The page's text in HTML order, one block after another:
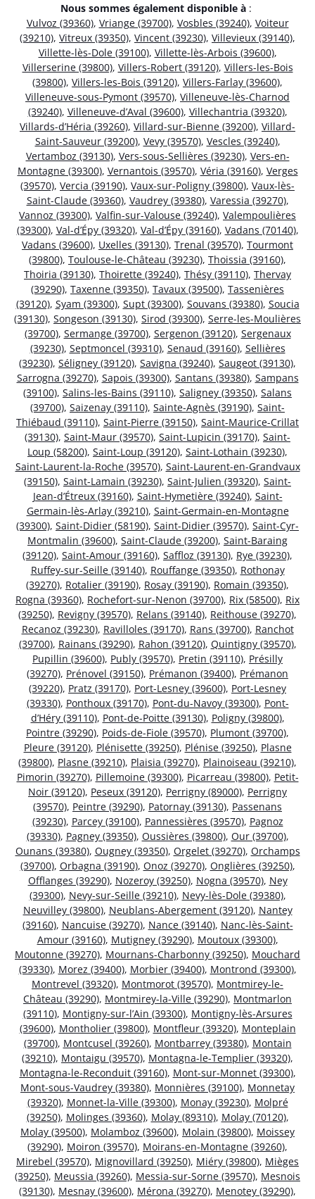
Nous sommes également disponible à :
Vulvoz (39360), Vriange (39700), Vosbles (39240), Voiteur
(39210), Vitreux (39350), Vincent (39230), Villevieux (39140),
Villette-lès-Dole (39100), Villette-lès-Arbois (39600),
Villerserine (39800), Villers-Robert (39120), Villers-les-Bois
(39800), Villers-les-Bois (39120), Villers-Farlay (39600),
Villeneuve-sous-Pymont (39570), Villeneuve-lès-Charnod
(39240), Villeneuve-d’Aval (39600), Villechantria (39320),
Villards-d’Héria (39260), Villard-sur-Bienne (39200), Villard-
Saint-Sauveur (39200), Vevy (39570), Vescles (39240),
Vertamboz (39130), Vers-sous-Sellières (39230), Vers-en-
Montagne (39300), Vernantois (39570), Véria (39160), Verges
(39570), Vercia (39190), Vaux-sur-Poligny (39800), Vaux-lès-
Saint-Claude (39360), Vaudrey (39380), Varessia (39270),
Vannoz (39300), Valfin-sur-Valouse (39240), Valempoulières
(39300), Val-d’Épy (39320), Val-d’Épy (39160), Vadans (70140),
Vadans (39600), Uxelles (39130), Trenal (39570), Tourmont
(39800), Toulouse-le-Château (39230), Thoissia (39160),
Thoiria (39130), Thoirette (39240), Thésy (39110), Thervay
(39290), Taxenne (39350), Tavaux (39500), Tassenières
(39120), Syam (39300), Supt (39300), Souvans (39380), Soucia
(39130), Songeson (39130), Sirod (39300), Serre-les-Moulières
(39700), Sermange (39700), Sergenon (39120), Sergenaux
(39230), Septmoncel (39310), Senaud (39160), Sellières
(39230), Séligney (39120), Savigna (39240), Saugeot (39130),
Sarrogna (39270), Sapois (39300), Santans (39380), Sampans
(39100), Salins-les-Bains (39110), Saligney (39350), Salans
(39700), Saizenay (39110), Sainte-Agnès (39190), Saint-
Thiébaud (39110), Saint-Pierre (39150), Saint-Maurice-Crillat
(39130), Saint-Maur (39570), Saint-Lupicin (39170), Saint-
Loup (58200), Saint-Loup (39120), Saint-Lothain (39230),
Saint-Laurent-la-Roche (39570), Saint-Laurent-en-Grandvaux
(39150), Saint-Lamain (39230), Saint-Julien (39320), Saint-
Jean-d’Étreux (39160), Saint-Hymetière (39240), Saint-
Germain-lès-Arlay (39210), Saint-Germain-en-Montagne
(39300), Saint-Didier (58190), Saint-Didier (39570), Saint-Cyr-
Montmalin (39600), Saint-Claude (39200), Saint-Baraing
(39120), Saint-Amour (39160), Saffloz (39130), Rye (39230),
Ruffey-sur-Seille (39140), Rouffange (39350), Rothonay
(39270), Rotalier (39190), Rosay (39190), Romain (39350),
Rogna (39360), Rochefort-sur-Nenon (39700), Rix (58500), Rix
(39250), Revigny (39570), Relans (39140), Reithouse (39270),
Recanoz (39230), Ravilloles (39170), Rans (39700), Ranchot
(39700), Rainans (39290), Rahon (39120), Quintigny (39570),
Pupillin (39600), Publy (39570), Pretin (39110), Présilly
(39270), Prénovel (39150), Prémanon (39400), Prémanon
(39220), Pratz (39170), Port-Lesney (39600), Port-Lesney
(39330), Ponthoux (39170), Pont-du-Navoy (39300), Pont-
d’Héry (39110), Pont-de-Poitte (39130), Poligny (39800),
Pointre (39290), Poids-de-Fiole (39570), Plumont (39700),
Pleure (39120), Plénisette (39250), Plénise (39250), Plasne
(39800), Plasne (39210), Plaisia (39270), Plainoiseau (39210),
Pimorin (39270), Pillemoine (39300), Picarreau (39800), Petit-
Noir (39120), Peseux (39120), Perrigny (89000), Perrigny
(39570), Peintre (39290), Patornay (39130), Passenans
(39230), Parcey (39100), Pannessières (39570), Pagnoz
(39330), Pagney (39350), Oussières (39800), Our (39700),
Ounans (39380), Ougney (39350), Orgelet (39270), Orchamps
(39700), Orbagna (39190), Onoz (39270), Onglières (39250),
Offlanges (39290), Nozeroy (39250), Nogna (39570), Ney
(39300), Nevy-sur-Seille (39210), Nevy-lès-Dole (39380),
Neuvilley (39800), Neublans-Abergement (39120), Nantey
(39160), Nancuise (39270), Nance (39140), Nanc-lès-Saint-
Amour (39160), Mutigney (39290), Moutoux (39300),
Moutonne (39270), Mournans-Charbonny (39250), Mouchard
(39330), Morez (39400), Morbier (39400), Montrond (39300),
Montrevel (39320), Montmorot (39570), Montmirey-le-
Château (39290), Montmirey-la-Ville (39290), Montmarlon
(39110), Montigny-sur-l’Ain (39300), Montigny-lès-Arsures
(39600), Montholier (39800), Montfleur (39320), Monteplain
(39700), Montcusel (39260), Montbarrey (39380), Montain
(39210), Montaigu (39570), Montagna-le-Templier (39320),
Montagna-le-Reconduit (39160), Mont-sur-Monnet (39300),
Mont-sous-Vaudrey (39380), Monnières (39100), Monnetay
(39320), Monnet-la-Ville (39300), Monay (39230), Molpré
(39250), Molinges (39360), Molay (89310), Molay (70120),
Molay (39500), Molamboz (39600), Molain (39800), Moissey
(39290), Moiron (39570), Moirans-en-Montagne (39260),
Mirebel (39570), Mignovillard (39250), Miéry (39800), Mièges
(39250), Meussia (39260), Messia-sur-Sorne (39570), Mesnois
(39130), Mesnay (39600), Mérona (39270), Menotey (39290),